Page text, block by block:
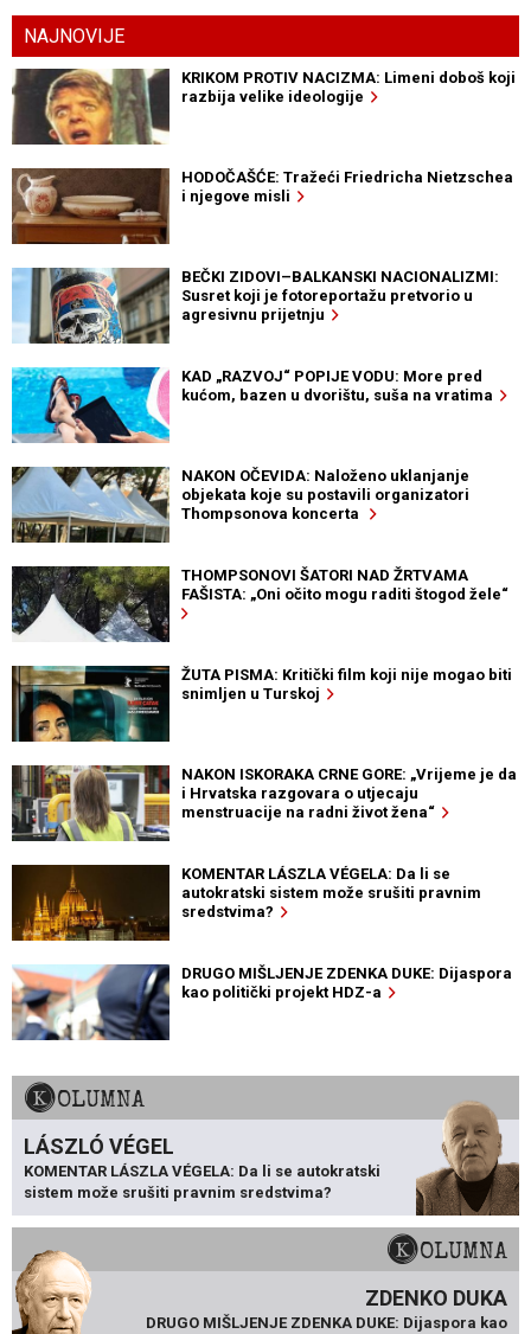
NAJNOVIJE
KRIKOM PROTIV NACIZMA: Limeni doboš koji
razbija velike ideologije
HODOČAŠĆE: Tražeći Friedricha Nietzschea
i njegove misli
BEČKI ZIDOVI–BALKANSKI NACIONALIZMI:
Susret koji je fotoreportažu pretvorio u
agresivnu prijetnju
KAD „RAZVOJ“ POPIJE VODU: More pred
kućom, bazen u dvorištu, suša na vratima
NAKON OČEVIDA: Naloženo uklanjanje
objekata koje su postavili organizatori
Thompsonova koncerta
THOMPSONOVI ŠATORI NAD ŽRTVAMA
FAŠISTA: „Oni očito mogu raditi štogod žele“
ŽUTA PISMA: Kritički film koji nije mogao biti
snimljen u Turskoj
NAKON ISKORAKA CRNE GORE: „Vrijeme je da
i Hrvatska razgovara o utjecaju
menstruacije na radni život žena“
KOMENTAR LÁSZLA VÉGELA: Da li se
autokratski sistem može srušiti pravnim
sredstvima?
DRUGO MIŠLJENJE ZDENKA DUKE: Dijaspora
kao politički projekt HDZ-a
KOLUMNA
LÁSZLÓ VÉGEL
KOMENTAR LÁSZLA VÉGELA: Da li se autokratski
sistem može srušiti pravnim sredstvima?
KOLUMNA
ZDENKO DUKA
DRUGO MIŠLJENJE ZDENKA DUKE: Dijaspora kao